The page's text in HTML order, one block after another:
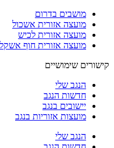
מושבים בדרום
מועצה אזורית אשכול
מועצה אזורית לכיש
מועצה אזורית חוף
קישורים שימושיים
הנגב שלי
חדשות הנגב
יישובים בנגב
מועצות אזוריות בנגב
הנגב שלי